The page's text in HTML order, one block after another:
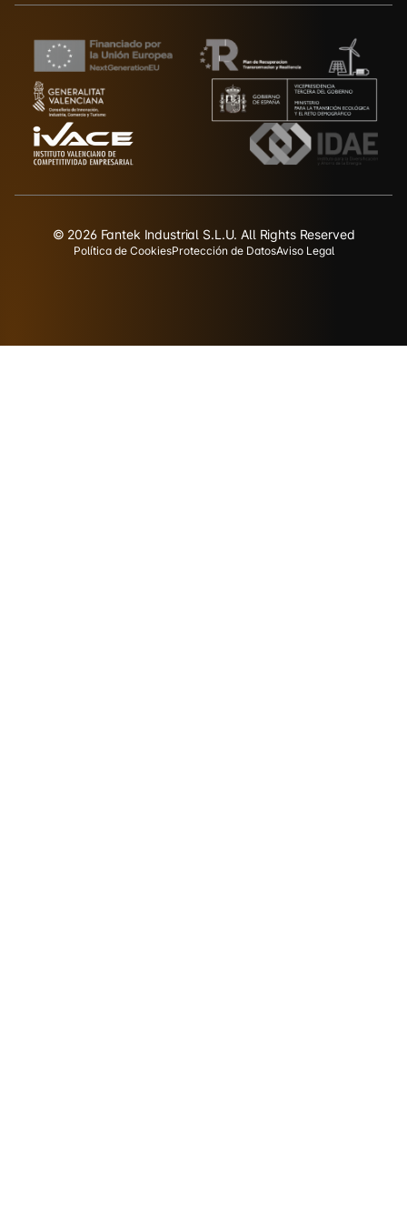
© 2026 Fantek Industrial S.L.U. All Rights Reserved
Política de CookiesProtección de DatosAviso Legal